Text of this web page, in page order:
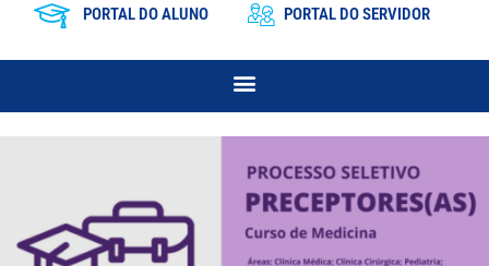
PORTAL DO ALUNO PORTAL DO SERVIDOR